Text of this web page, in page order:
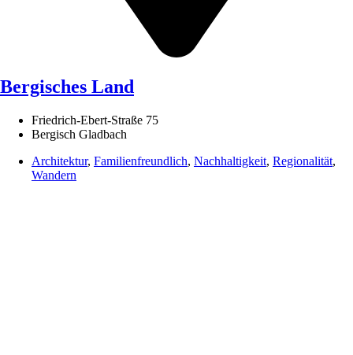
Bergisches Land
Friedrich-Ebert-Straße 75
Bergisch Gladbach
Architektur, Familienfreundlich, Nachhaltigkeit, Regionalität,
Wandern